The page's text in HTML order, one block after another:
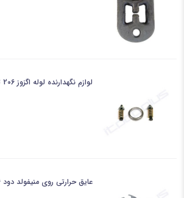
لوازم نگهدارنده لوله اگزوز 206 تیپ 2-TPCO
عایق حرارتی روی منیفولد دود 206 تیپ 2-TPCO